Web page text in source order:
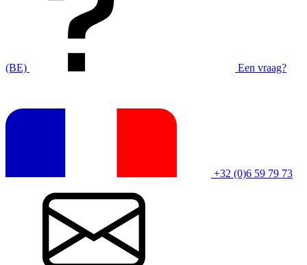
(BE) Een vraag?
+32 (0)6 59 79 73